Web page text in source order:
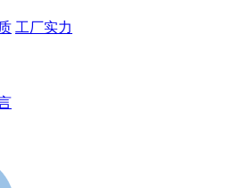
工厂实力